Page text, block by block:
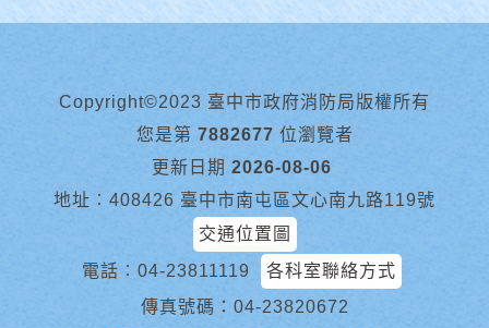
Copyright©2023 臺中市政府消防局版權所有
您是第 7882677 位瀏覽者
更新日期 2026-08-06
地址︰408426 臺中市南屯區文心南九路119號
交通位置圖
電話︰ 04-23811119
各科室聯絡方式
傳真號碼：04-23820672